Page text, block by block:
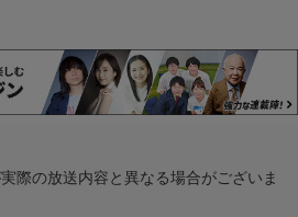
際の放送内容と異なる場合がございま